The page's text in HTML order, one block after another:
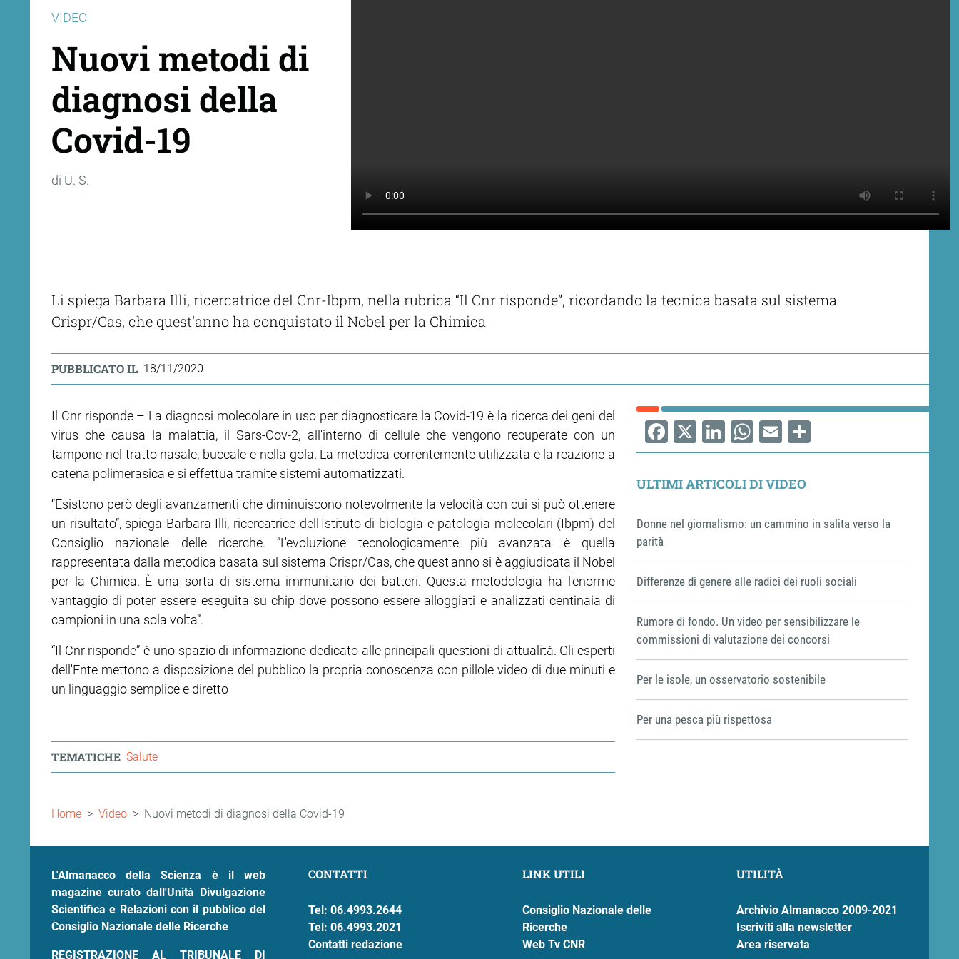
VIDEO
Nuovi metodi di
diagnosi della
Covid-19
di U. S.
Li spiega Barbara Illi, ricercatrice del Cnr-Ibpm, nella rubrica “Il Cnr risponde”, ricordando la tecnica basata sul sistema
Crispr/Cas, che quest'anno ha conquistato il Nobel per la Chimica
PUBBLICATO IL 18/11/2020
Il Cnr risponde – La diagnosi molecolare in uso per diagnosticare la Covid-19 è la ricerca dei geni del
virus che causa la malattia, il Sars-Cov-2, all'interno di cellule che vengono recuperate con un
tampone nel tratto nasale, buccale e nella gola. La metodica correntemente utilizzata è la reazione a
catena polimerasica e si effettua tramite sistemi automatizzati.
“Esistono però degli avanzamenti che diminuiscono notevolmente la velocità con cui si può ottenere
un risultato”, spiega Barbara Illi, ricercatrice dell'Istituto di biologia e patologia molecolari (Ibpm) del
Consiglio nazionale delle ricerche. ”L'evoluzione tecnologicamente più avanzata è quella
rappresentata dalla metodica basata sul sistema Crispr/Cas, che quest'anno si è aggiudicata il Nobel
per la Chimica. È una sorta di sistema immunitario dei batteri. Questa metodologia ha l'enorme
vantaggio di poter essere eseguita su chip dove possono essere alloggiati e analizzati centinaia di
campioni in una sola volta”.
“Il Cnr risponde” è uno spazio di informazione dedicato alle principali questioni di attualità. Gli esperti
dell'Ente mettono a disposizione del pubblico la propria conoscenza con pillole video di due minuti e
un linguaggio semplice e diretto
TEMATICHE Salute
Facebook
X LinkedIn
WhatsApp
EmailShare
ULTIMI ARTICOLI DI VIDEO
Donne nel giornalismo: un cammino in salita verso la
parità
Differenze di genere alle radici dei ruoli sociali
Rumore di fondo. Un video per sensibilizzare le
commissioni di valutazione dei concorsi
Per le isole, un osservatorio sostenibile
Per una pesca più rispettosa
Briciole
Home Video Nuovi metodi di diagnosi della Covid-19
L'Almanacco della Scienza è il web
magazine curato dall'Unità Divulgazione
Scientifica e Relazioni con il pubblico del
Consiglio Nazionale delle Ricerche
REGISTRAZIONE AL TRIBUNALE DI
CONTATTI
Tel: 06.4993.2644
Tel: 06.4993.2021
Contatti redazione
LINK UTILI
Consiglio Nazionale delle
Ricerche
Web Tv CNR
UTILITÀ
Archivio Almanacco 2009-2021
Iscriviti alla newsletter
Area riservata